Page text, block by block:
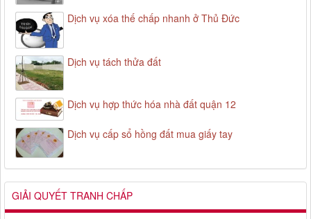
Dịch vụ xóa thế chấp nhanh ở Thủ Đức
Dịch vụ tách thửa đất
Dịch vụ hợp thức hóa nhà đất quận 12
Dịch vụ cấp sổ hồng đất mua giấy tay
GIẢI QUYẾT TRANH CHẤP